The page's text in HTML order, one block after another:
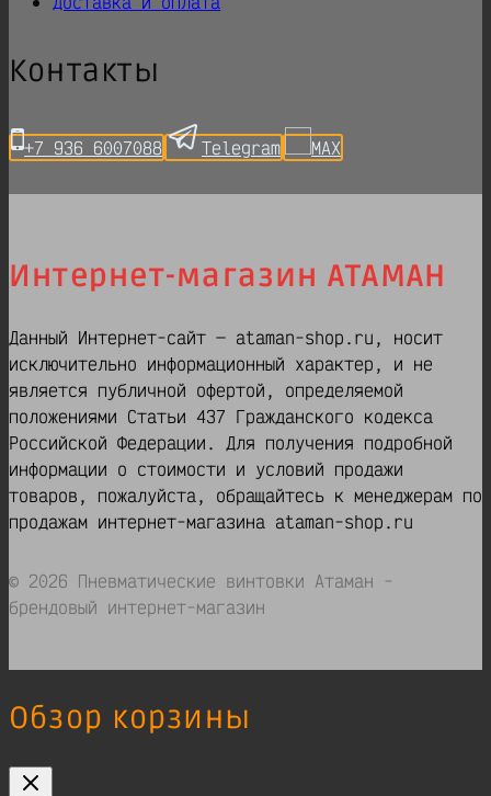
Контакты
+7 936 6007088 Telegram MAX
Интернет-магазин АТАМАН
Данный Интернет-сайт — ataman-shop.ru, носит
исключительно информационный характер, и не
является публичной офертой, определяемой
положениями Статьи 437 Гражданского кодекса
Российской Федерации. Для получения подробной
информации о стоимости и условий продажи
товаров, пожалуйста, обращайтесь к менеджерам по
продажам интернет-магазина ataman-shop.ru
© 2026 Пневматические винтовки Атаман -
брендовый интернет-магазин
Обзор корзины